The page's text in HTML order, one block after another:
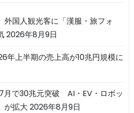
国人観光客に「漢服・旅フォ
2026年8月9日
年上半期の売上高が10兆円規模に
月で30兆元突破 AI・EV・ロボッ
が拡大 2026年8月9日